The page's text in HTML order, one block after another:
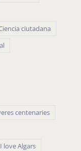
ciutadana
centenaries
I love Algars